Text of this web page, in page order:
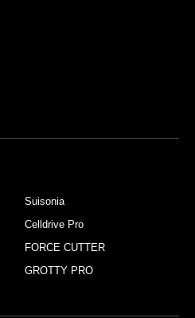
Suisonia
Celldrive Pro
FORCE CUTTER
GROTTY PRO